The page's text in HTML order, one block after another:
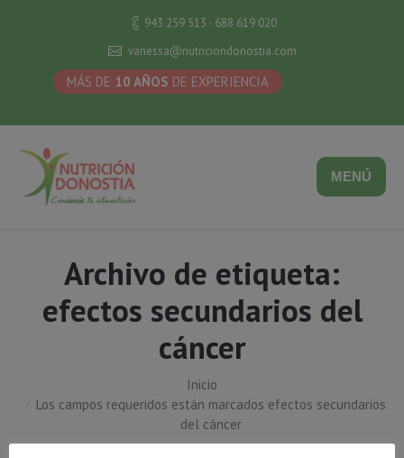
943 259 513 · 688 619 020
vanessa@nutriciondonostia.com
MÁS DE 10 AÑOS DE EXPERIENCIA
MENÚ
Archivo de etiqueta:
efectos secundarios del
cáncer
Inicio
Los campos requeridos están marcados efectos secundarios
del cáncer